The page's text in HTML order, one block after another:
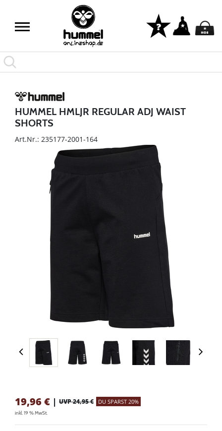
HUMMEL HMLJR REGULAR ADJ WAIST
SHORTS
Art.Nr.: 235177-2001-164
19,96 € | UVP 24,95 € DU SPARST 20%
inkl. 19 % MwSt.